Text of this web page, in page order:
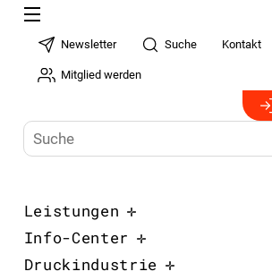
Newsletter Suche Kontakt
Mitglied werden
Leistungen
Info-Center
Druckindustrie